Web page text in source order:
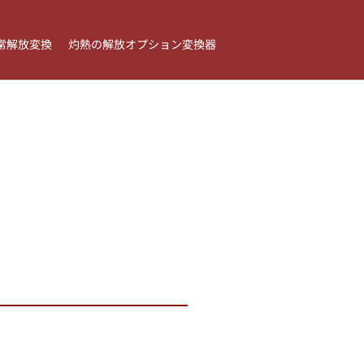
解放変換 灼熱の解放オプション変換器